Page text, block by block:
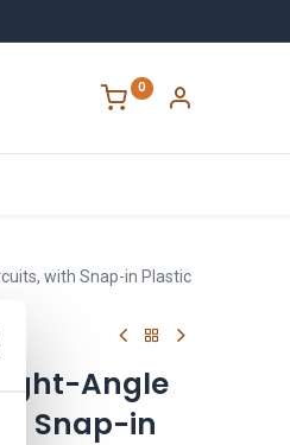
0
with Snap-in Plastic
Angle
Snap-in